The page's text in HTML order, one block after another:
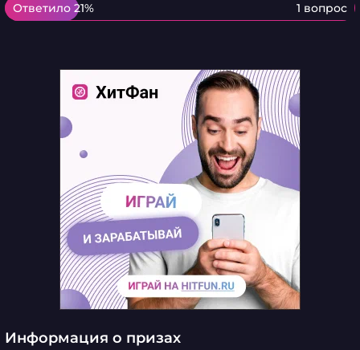
Ответило 21% 1 вопрос
Ответило 21%
Информация о призах